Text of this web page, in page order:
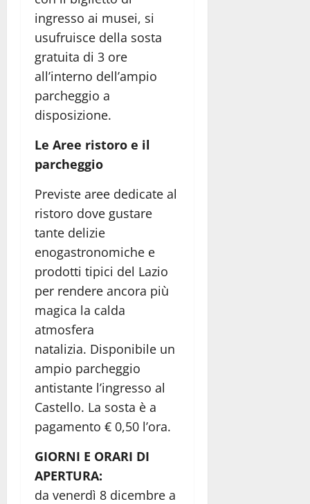
ingresso ai musei, si
usufruisce della sosta
gratuita di 3 ore
all’interno dell’ampio
parcheggio a
disposizione.
Le Aree ristoro e il
parcheggio
Previste aree dedicate al
ristoro dove gustare
tante delizie
enogastronomiche e
prodotti tipici del Lazio
per rendere ancora più
magica la calda
atmosfera
natalizia. Disponibile un
ampio parcheggio
antistante l’ingresso al
Castello. La sosta è a
pagamento € 0,50 l’ora.
GIORNI E ORARI DI
APERTURA:
da venerdì 8 dicembre a